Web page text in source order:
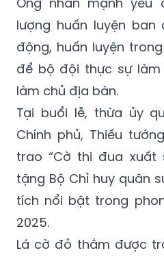
lượng huấn luyện ban
động, huấn luyện
để bộ đội thực sự làm
làm chủ địa bàn.
Tại buổi lễ, thừa ủy
Chính phủ, Thiếu
trao “Cờ thi đua xuất
tặng Bộ Chỉ huy quân
tích nổi bật trong
2025.
Lá cờ đỏ thắm được